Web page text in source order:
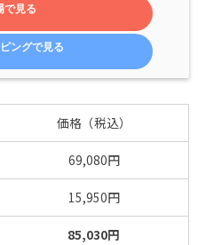
で見る
ングで見る
価格（税込）
69,080円
15,950円
85,030円